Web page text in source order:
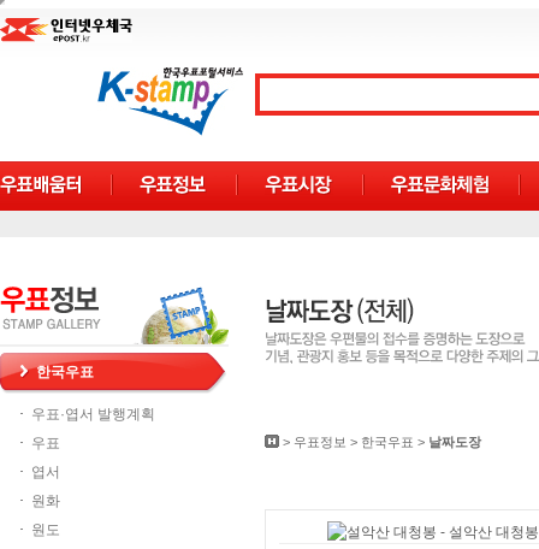
한국우표
우표·엽서 발행계획
우표
엽서
원화
원도
> 우표정보 > 한국우표 > 날짜도장